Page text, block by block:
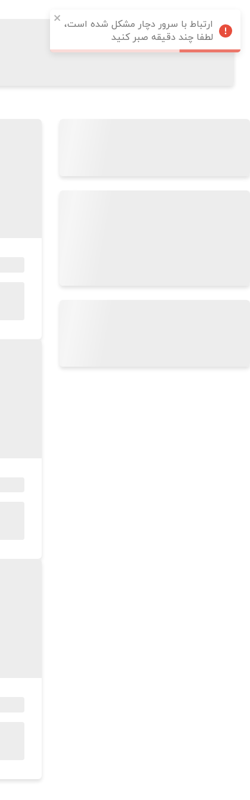
ارتباط با سرور دچار مشکل شده است،
لطفا چند دقیقه صبر کنید